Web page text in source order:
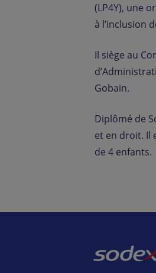
(LP4Y), une
à l’inclusion
Il siège au
Gobain.
Diplômé de
et en droit. Il
de 4 enfants.